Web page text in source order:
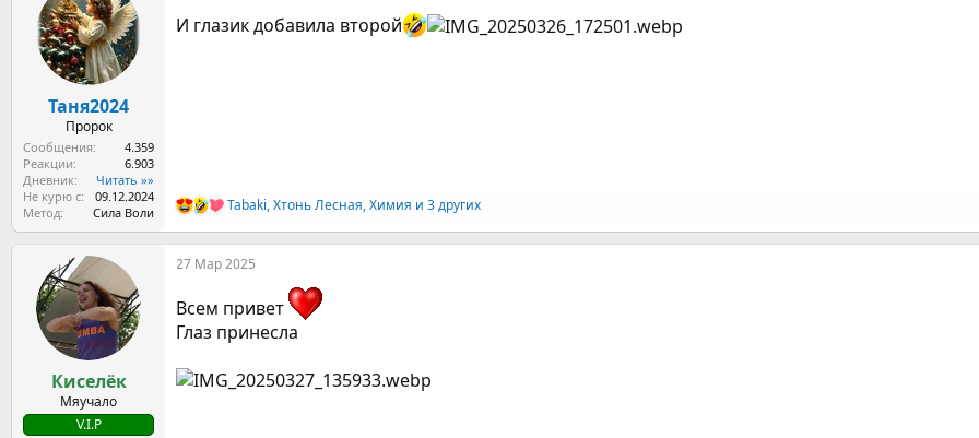
и
Таня2024
Пророк
Сообщения
4.359
Реакции
6.903
Дневник
Читать »»
Не курю с
09.12.2024
Метод
Сила Воли
И глазик добавила второй
Р
е
а
к
и
и
:
Tabaki,Хтонь Лесная,Химия и 3 других
Киселёк
Мяучало
V.I.P
27 Мар 2025
Всем привет
Глаз принесла